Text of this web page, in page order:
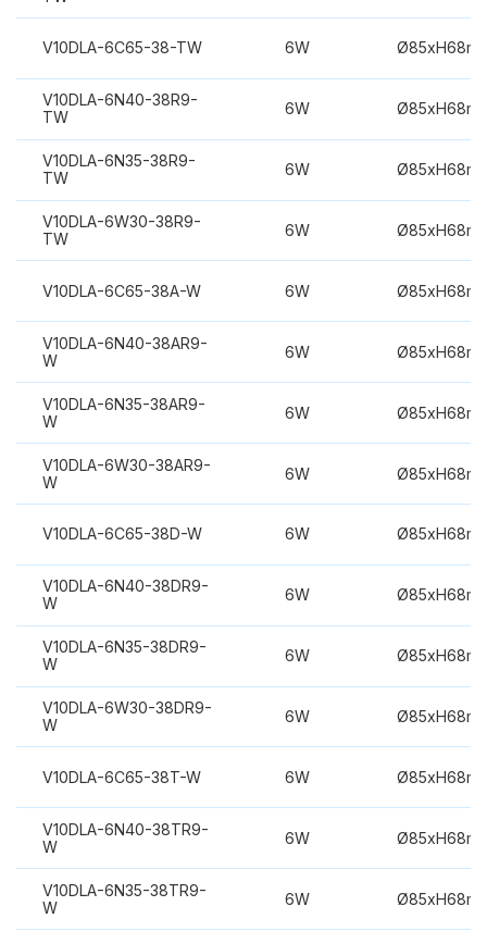
V10DLA-6C65-38-TW 6W
V10DLA-6N40-38R9-
TW
6W
V10DLA-6N35-38R9-
TW
6W
V10DLA-6W30-38R9-
TW
6W
V10DLA-6C65-38A-W 6W
V10DLA-6N40-38AR9-
W
6W
V10DLA-6N35-38AR9-
W
6W
V10DLA-6W30-38AR9-
W
6W
V10DLA-6C65-38D-W 6W
V10DLA-6N40-38DR9-
W
6W
V10DLA-6N35-38DR9-
W
6W
V10DLA-6W30-38DR9-
W
6W
V10DLA-6C65-38T-W 6W
V10DLA-6N40-38TR9-
W
6W
V10DLA-6N35-38TR9-
W
6W